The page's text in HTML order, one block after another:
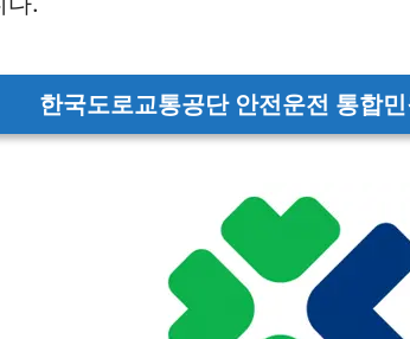
한국도로교통공단 안전운전 통합